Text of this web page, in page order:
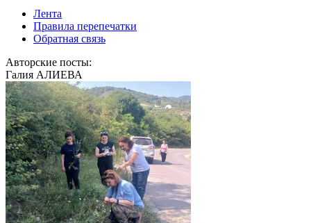
Лента
Правила перепечатки
Обратная связь
Авторские посты:
Галия АЛИЕВА